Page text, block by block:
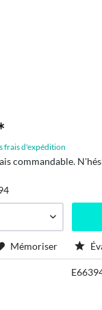
frais d'expédition
commandable.
Mémoriser